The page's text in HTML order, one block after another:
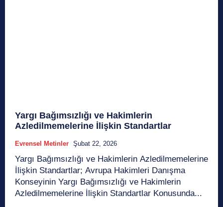
Yargı Bağımsızlığı ve Hakimlerin
Azledilmemelerine İlişkin Standartlar
Evrensel Metinler Şubat 22, 2026
Yargı Bağımsızlığı ve Hakimlerin Azledilmemelerine
İlişkin Standartlar; Avrupa Hakimleri Danışma
Konseyinin Yargı Bağımsızlığı ve Hakimlerin
Azledilmemelerine İlişkin Standartlar Konusunda...